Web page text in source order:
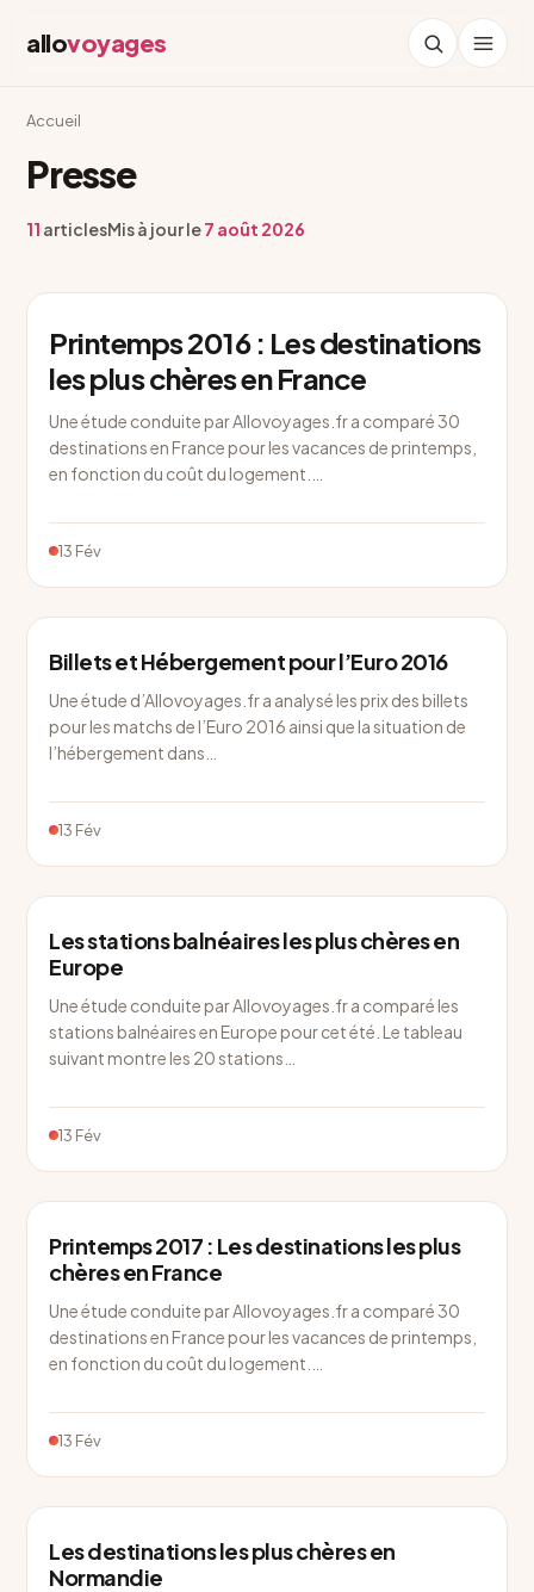
allovoyages
Accueil
Presse
11 articlesMis à jour le7 août 2026
Printemps 2016 : Les destinations
les plus chères en France
Une étude conduite par Allovoyages.fr a comparé 30
destinations en France pour les vacances de printemps,
en fonction du coût du logement.…
13 Fév
Billets et Hébergement pour l’Euro 2016
Une étude d’Allovoyages.fr a analysé les prix des billets
pour les matchs de l’Euro 2016 ainsi que la situation de
l’hébergement dans…
13 Fév
Les stations balnéaires les plus chères en
Europe
Une étude conduite par Allovoyages.fr a comparé les
stations balnéaires en Europe pour cet été. Le tableau
suivant montre les 20 stations…
13 Fév
Printemps 2017 : Les destinations les plus
chères en France
Une étude conduite par Allovoyages.fr a comparé 30
destinations en France pour les vacances de printemps,
en fonction du coût du logement.…
13 Fév
Les destinations les plus chères en
Normandie